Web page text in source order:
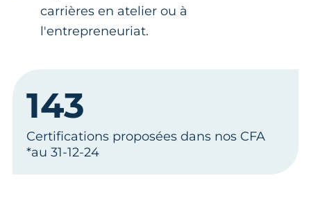
carrières en atelier ou à
l'entrepreneuriat.
143
Certifications proposées dans nos CFA
*au 31-12-24